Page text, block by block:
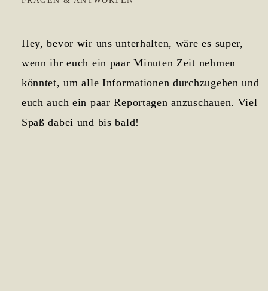
Hey, bevor wir uns unterhalten, wäre es super,
wenn ihr euch ein paar Minuten Zeit nehmen
könntet, um alle Informationen durchzugehen und
euch auch ein paar Reportagen anzuschauen. Viel
Spaß dabei und bis bald!